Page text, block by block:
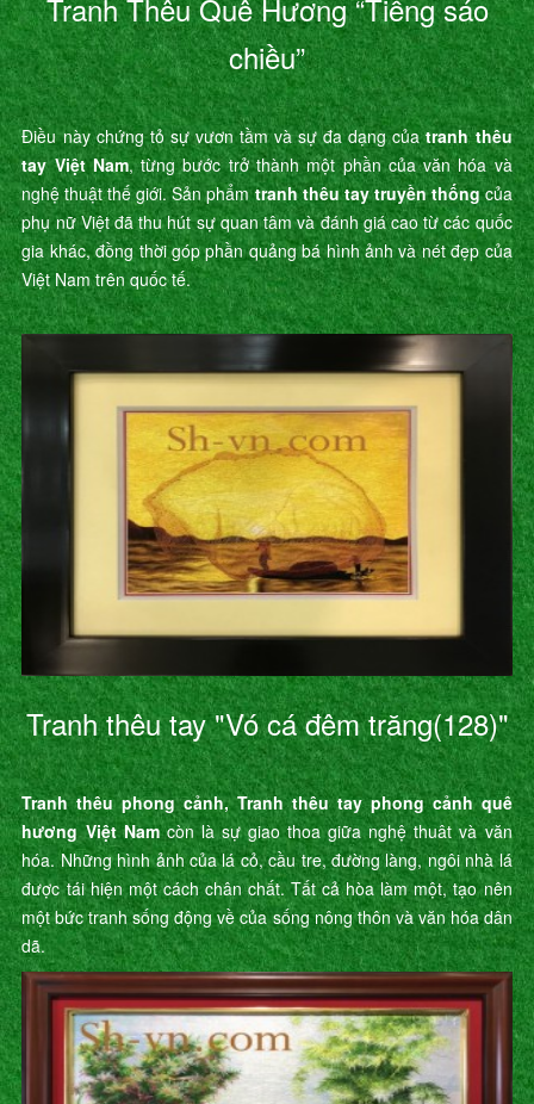
Tranh Thêu Quê Hương “Tiếng sáo
chiều”
Điều này chứng tỏ sự vươn tầm và sự đa dạng củatranh thêu
tay Việt Nam, từng bước trở thành một phần của văn hóa và
nghệ thuật thế giới. Sản phẩmtranh thêu tay truyền thốngcủa
phụ nữ Việt đã thu hút sự quan tâm và đánh giá cao từ các quốc
gia khác, đồng thời góp phần quảng bá hình ảnh và nét đẹp của
Việt Nam trên quốc tế.
Tranh thêu tay "Vó cá đêm trăng(128)"
Tranh thêu phong cảnh, Tranh thêu tay phong cảnh quê
hương Việt Namcòn là sự giao thoa giữa nghệ thuât và văn
hóa. Những hình ảnh của lá cỏ, cầu tre, đường làng, ngôi nhà lá
được tái hiện một cách chân chất. Tất cả hòa làm một, tạo nên
một bức tranh sống động về của sống nông thôn và văn hóa dân
dã.